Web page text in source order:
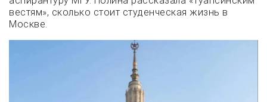
вестям», сколько стоит студенческая жизнь в
Москве.